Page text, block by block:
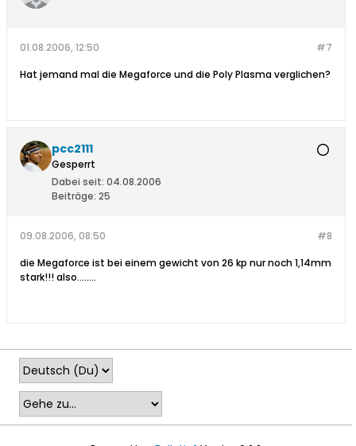
#7
01.08.2006, 12:50
Hat jemand mal die Megaforce und die Poly Plasma verglichen?
pcc2111
Gesperrt
Dabei seit: 04.08.2006
Beiträge: 25
#8
09.08.2006, 08:50
die Megaforce ist bei einem gewicht von 26 kp nur noch 1,14mm
stark!!! also........